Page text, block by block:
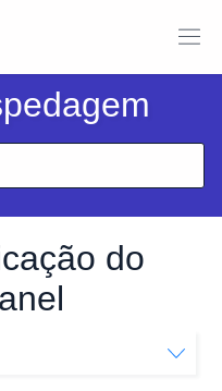
do